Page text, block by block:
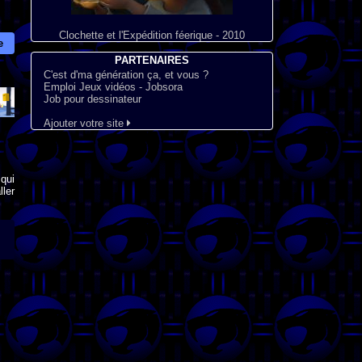
Clochette et l'Expédition féerique - 2010
PARTENAIRES
C'est d'ma génération ça, et vous ?
Emploi Jeux vidéos - Jobsora
Job pour dessinateur
Ajouter votre site